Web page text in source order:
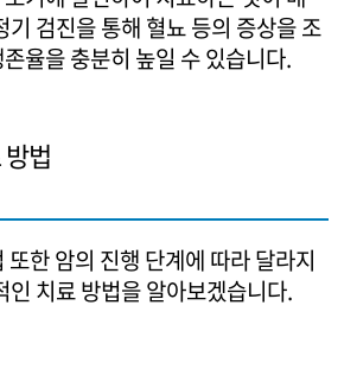
기 검진을 통해 혈뇨 등의 증상을 조
율을 충분히 높일 수 있습니다.
법
또한 암의 진행 단계에 따라 달라지
인 치료 방법을 알아보겠습니다.